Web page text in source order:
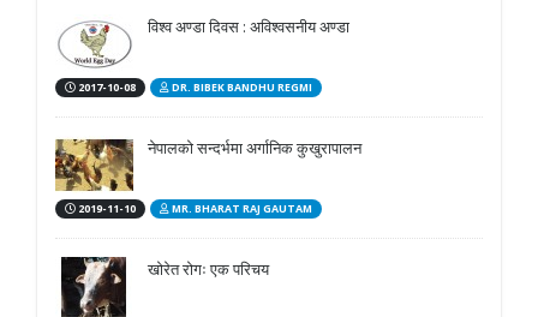
विश्व अण्डा दिवस : अविश्वसनीय अण्डा
2017-10-08 DR. BIBEK BANDHU REGMI
नेपालको सन्दर्भमा अर्गानिक कुखुरापालन
2019-11-10 MR. BHARAT RAJ GAUTAM
खोरेत रोगः एक परिचय